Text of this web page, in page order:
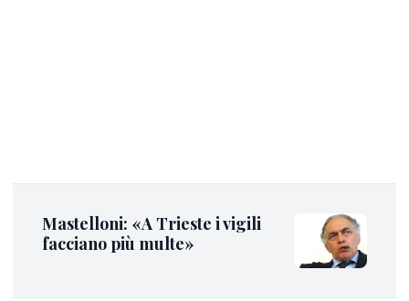
Mastelloni: «A Trieste i vigili
facciano più multe»